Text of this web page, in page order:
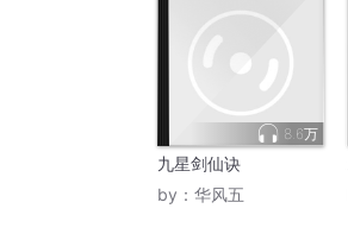
8.6万
九星剑仙诀
by： 华风五